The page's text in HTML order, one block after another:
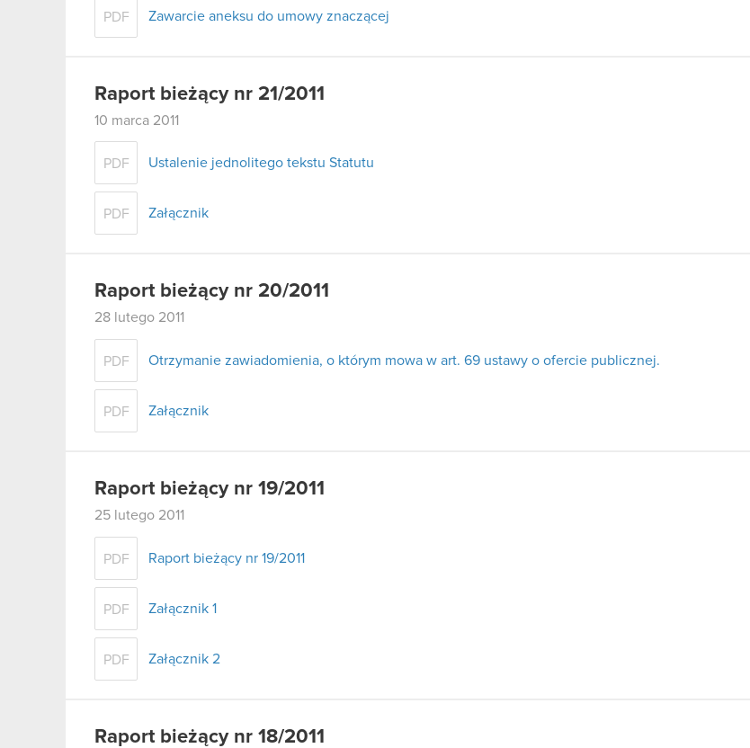
PDF Zawarcie aneksu do umowy znaczącej
Raport bieżący nr 21/2011
10 marca 2011
PDF Ustalenie jednolitego tekstu Statutu
PDF Załącznik
Raport bieżący nr 20/2011
28 lutego 2011
PDF Otrzymanie zawiadomienia, o którym mowa w art. 69 ustawy o ofercie publicznej.
PDF Załącznik
Raport bieżący nr 19/2011
25 lutego 2011
PDF Raport bieżący nr 19/2011
PDF Załącznik 1
PDF Załącznik 2
Raport bieżący nr 18/2011